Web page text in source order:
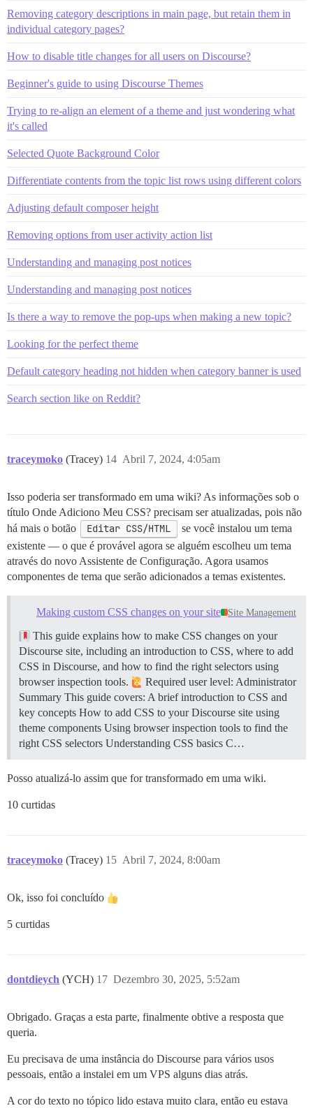
Removing category descriptions in main page, but retain them in
individual category pages?
How to disable title changes for all users on Discourse?
Beginner's guide to using Discourse Themes
Trying to re-align an element of a theme and just wondering what
it's called
Selected Quote Background Color
Differentiate contents from the topic list rows using different colors
Adjusting default composer height
Removing options from user activity action list
Understanding and managing post notices
Understanding and managing post notices
Is there a way to remove the pop-ups when making a new topic?
Looking for the perfect theme
Default category heading not hidden when category banner is used
Search section like on Reddit?
traceymoko (Tracey) Abril 7, 2024, 4:05am
14
Isso poderia ser transformado em uma wiki? As informações sob o
título Onde Adiciono Meu CSS? precisam ser atualizadas, pois não
há mais o botão
Editar CSS/HTML
se você instalou um tema
existente — o que é provável agora se alguém escolheu um tema
através do novo Assistente de Configuração. Agora usamos
componentes de tema que serão adicionados a temas existentes.
Making custom CSS changes on your site Site Management
This guide explains how to make CSS changes on your
Discourse site, including an introduction to CSS, where to add
CSS in Discourse, and how to find the right selectors using
browser inspection tools.
Required user level: Administrator
Summary This guide covers: A brief introduction to CSS and
key concepts How to add CSS to your Discourse site using
theme components Using browser inspection tools to find the
right CSS selectors Understanding CSS basics C…
Posso atualizá-lo assim que for transformado em uma wiki.
10 curtidas
traceymoko (Tracey) Abril 7, 2024, 8:00am
15
Ok, isso foi concluído
5 curtidas
dontdieych (YCH) Dezembro 30, 2025, 5:52am
17
Obrigado. Graças a esta parte, finalmente obtive a resposta que
queria.
Eu precisava de uma instância do Discourse para vários usos
pessoais, então a instalei em um VPS alguns dias atrás.
A cor do texto no tópico lido estava muito clara, então eu estava